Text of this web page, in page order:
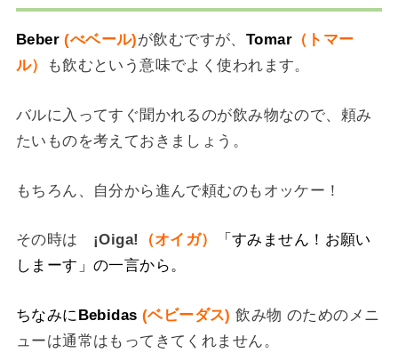
Beber (べベール)が飲むですが、 Tomar（トマー
ル）
も飲むという意味でよく使われます。
バルに入ってすぐ聞かれるのが飲み物なので、頼み
たいものを考えておきましょう。
もちろん、自分から進んで頼むのもオッケー！
その時は ¡Oiga! （オイガ）
「すみません！お願い
しまーす」 の一言から。
ちなみにBebidas (ベビーダス)飲み物 のためのメニ
ューは通常はもってきてくれません。